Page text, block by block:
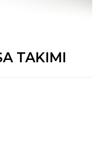
TAKIMI